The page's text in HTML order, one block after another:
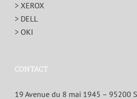
> XEROX
> DELL
> OKI
CONTACT
19 Avenue du 8 mai 1945 – 95200